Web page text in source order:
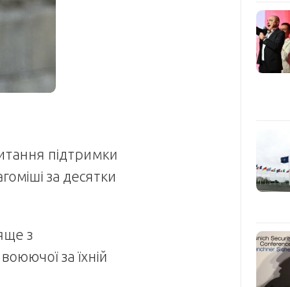
підтримки
за десятки
з
за їхній